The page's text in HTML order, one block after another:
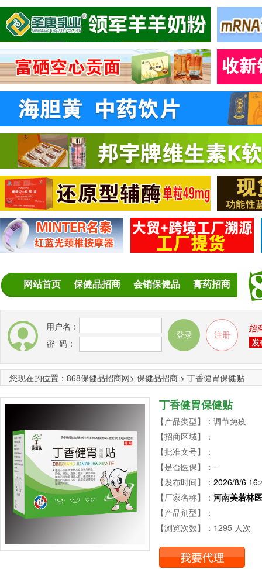
网站首页 保健品招商 会销保健品 膏药招商
用户名：
密 码：
您现在的位置： 868保健品招商网> 保健品招商 > 丁香健胃保健贴
丁香健胃保健贴
【产品类型】：调节免疫
【招商区域】：
【批准文号】：
【是否医保】：-
【发布时间】： 2026/8/6
【厂家名称】： 河南美若林
【产品剂型】：
【浏览次数】：1295 人次